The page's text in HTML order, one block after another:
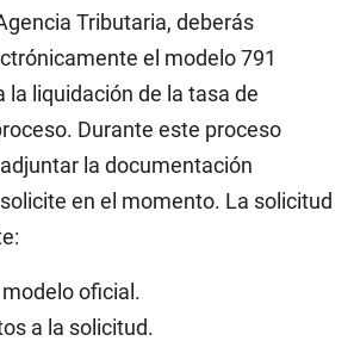
Tributaria, deberás
el modelo 791
la liquidación de la tasa de
Durante este proceso
la documentación
en el momento. La solicitud
oficial.
a la solicitud.